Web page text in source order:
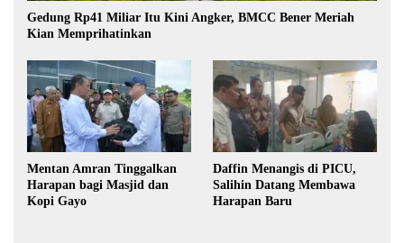
Gedung Rp41 Miliar Itu Kini Angker, BMCC Bener Meriah
Kian Memprihatinkan
Mentan Amran Tinggalkan
Harapan bagi Masjid dan
Kopi Gayo
Daffin Menangis di PICU,
Salihin Datang Membawa
Harapan Baru